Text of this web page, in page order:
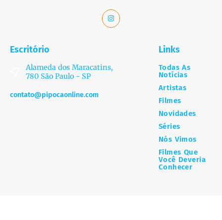
Escritório
Alameda dos Maracatins,
780 São Paulo - SP
contato@pipocaonline.com
Links
Todas As
Notícias
Artistas
Filmes
Novidades
Séries
Nós Vimos
Filmes Que
Você Deveria
Conhecer